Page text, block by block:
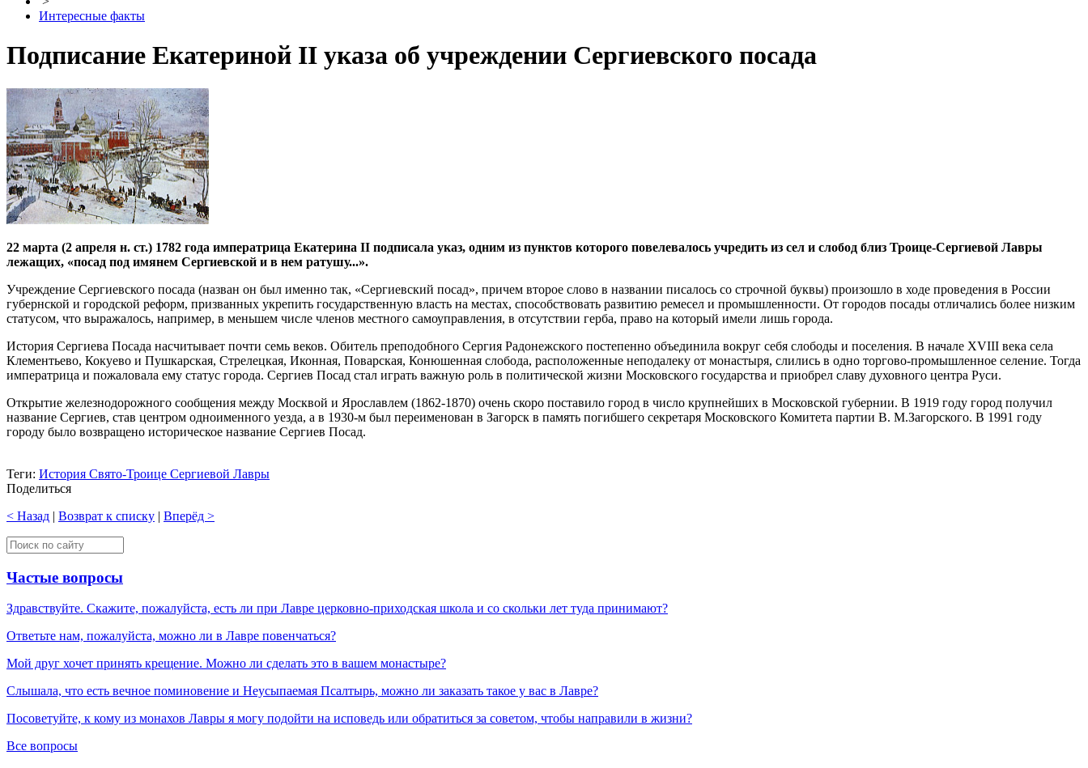
Интересные факты
Подписание Екатериной II указа об учреждении Сергиевского посада
22 марта (2 апреля н. ст.) 1782 года императрица Екатерина II подписала указ, одним из пунктов которого повелевалось учредить из сел и слобод близ Троице-Сергиевой Лавры
лежащих, «посад под имянем Сергиевской и в нем ратушу...».
Учреждение Сергиевского посада (назван он был именно так, «Сергиевский посад», причем второе слово в названии писалось со строчной буквы) произошло в ходе проведения в России
губернской и городской реформ, призванных укрепить государственную власть на местах, способствовать развитию ремесел и промышленности. От городов посады отличались более низким
статусом, что выражалось, например, в меньшем числе членов местного самоуправления, в отсутствии герба, право на который имели лишь города.
История Сергиева Посада насчитывает почти семь веков. Обитель преподобного Сергия Радонежского постепенно объединила вокруг себя слободы и поселения. В начале XVIII века села
Клементьево, Кокуево и Пушкарская, Стрелецкая, Иконная, Поварская, Конюшенная слобода, расположенные неподалеку от монастыря, слились в одно торгово-промышленное селение. Тогда
императрица и пожаловала ему статус города. Сергиев Посад стал играть важную роль в политической жизни Московского государства и приобрел славу духовного центра Руси.
Открытие железнодорожного сообщения между Москвой и Ярославлем (1862-1870) очень скоро поставило город в число крупнейших в Московской губернии. В 1919 году город получил
название Сергиев, став центром одноименного уезда, а в 1930-м был переименован в Загорск в память погибшего секретаря Московского Комитета партии В. М.Загорского. В 1991 году
городу было возвращено историческое название Сергиев Посад.
Теги: История Свято-Троице Сергиевой Лавры
Поделиться
< Назад | Возврат к списку | Вперёд >
Частые вопросы
Здравствуйте. Скажите, пожалуйста, есть ли при Лавре церковно-приходская школа и со скольки лет туда принимают?
Ответьте нам, пожалуйста, можно ли в Лавре повенчаться?
Мой друг хочет принять крещение. Можно ли сделать это в вашем монастыре?
Слышала, что есть вечное поминовение и Неусыпаемая Псалтырь, можно ли заказать такое у вас в Лавре?
Посоветуйте, к кому из монахов Лавры я могу подойти на исповедь или обратиться за советом, чтобы направили в жизни?
Все вопросы